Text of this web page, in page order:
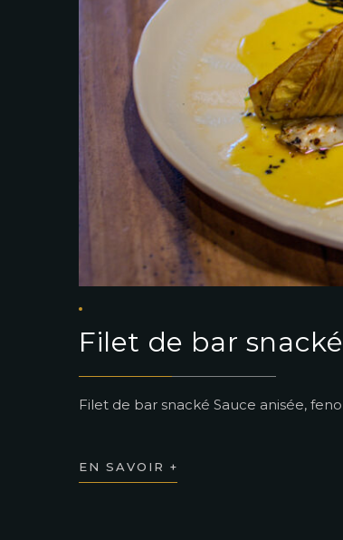
Filet de bar snacké
Filet de bar snacké Sauce anisée,
EN SAVOIR +